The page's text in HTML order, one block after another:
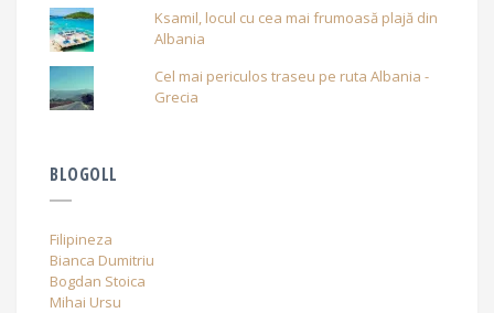
Ksamil, locul cu cea mai frumoasă plajă din
Albania
Cel mai periculos traseu pe ruta Albania -
Grecia
BLOGOLL
Filipineza
Bianca Dumitriu
Bogdan Stoica
Mihai Ursu